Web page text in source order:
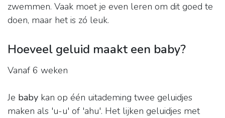
zwemmen. Vaak moet je even leren om dit goed te
doen, maar het is zó leuk.
Hoeveel geluid maakt een baby?
Vanaf 6 weken
Je baby kan op één uitademing twee geluidjes
maken als 'u-u' of 'ahu'. Het lijken geluidjes met